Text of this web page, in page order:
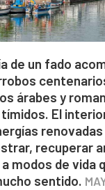
de un fado
árabes y
El
recuperar
modos de vida
sentido.